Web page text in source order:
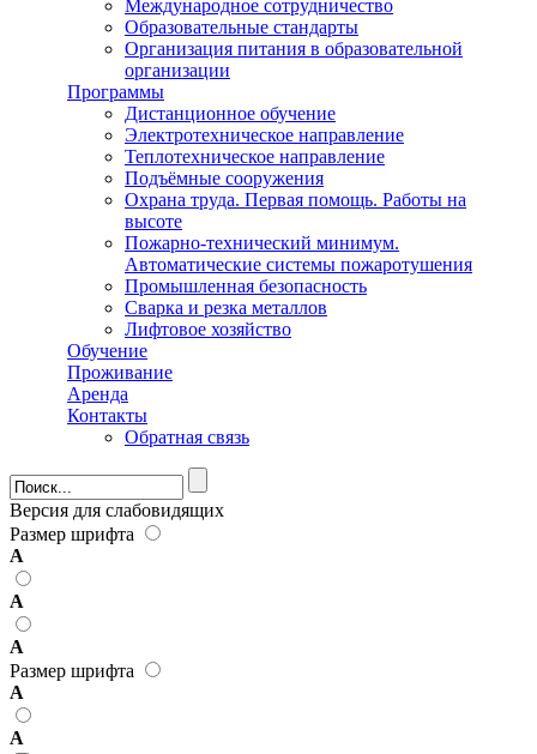
Международное сотрудничество
Образовательные стандарты
Организация питания в образовательной
организации
Программы
Дистанционное обучение
Электротехническое направление
Теплотехническое направление
Подъёмные сооружения
Охрана труда. Первая помощь. Работы на
высоте
Пожарно-технический минимум.
Автоматические системы пожаротушения
Промышленная безопасность
Сварка и резка металлов
Лифтовое хозяйство
Обучение
Проживание
Аренда
Контакты
Обратная связь
Форма поиска
Версия для слабовидящих
Размер шрифта
А
А
А
Размер шрифта
А
А